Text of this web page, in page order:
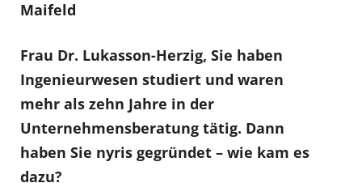
Maifeld
Frau Dr. Lukasson-Herzig, Sie haben
Ingenieurwesen studiert und waren
mehr als zehn Jahre in der
Unternehmensberatung tätig. Dann
haben Sie nyris gegründet – wie kam es
dazu?